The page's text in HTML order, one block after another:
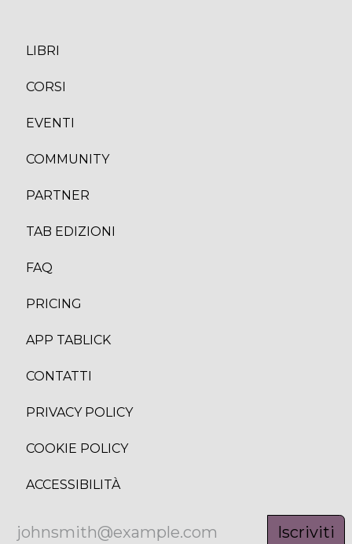
LIBRI
CORSI
EVENTI
COMMUNITY
PARTNER
TAB EDIZIONI
FAQ
PRICING
APP TABLICK
CONTATTI
PRIVACY POLICY
COOKIE POLICY
ACCESSIBILITÀ
Iscriviti